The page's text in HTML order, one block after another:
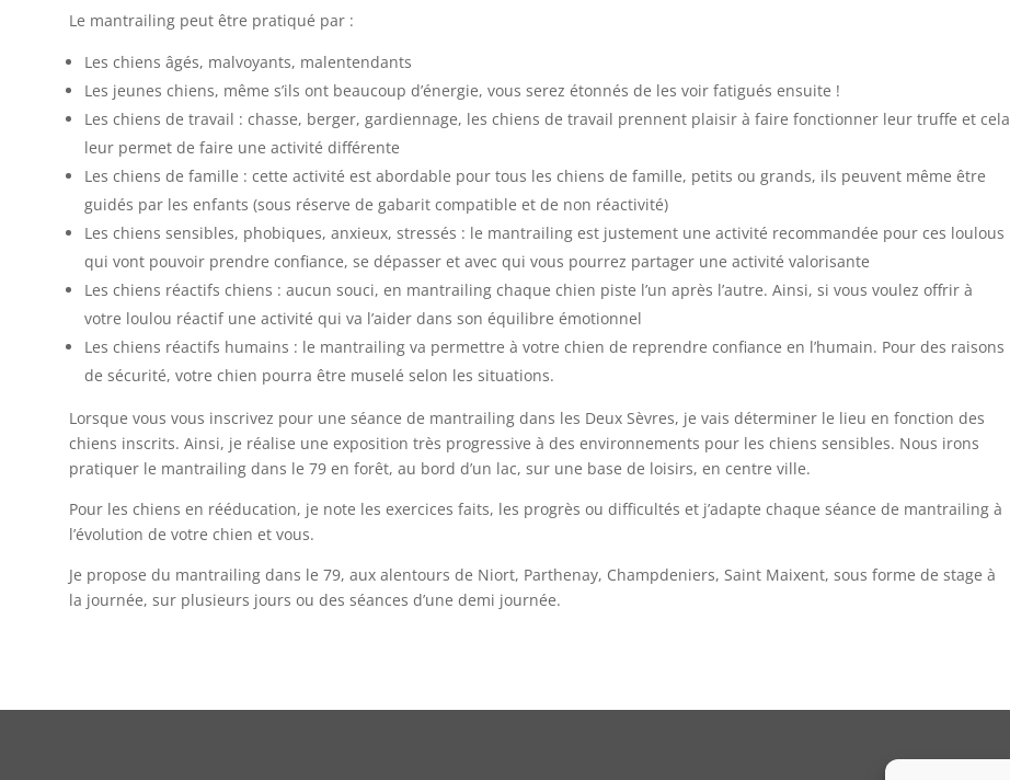
Le mantrailing peut être pratiqué par :
Les chiens âgés, malvoyants, malentendants
Les jeunes chiens, même s’ils ont beaucoup d’énergie, vous serez étonnés de les voir fatigués ensuite !
Les chiens de travail : chasse, berger, gardiennage, les chiens de travail prennent plaisir à faire fonctionner leur truffe et cela
leur permet de faire une activité différente
Les chiens de famille : cette activité est abordable pour tous les chiens de famille, petits ou grands, ils peuvent même être
guidés par les enfants (sous réserve de gabarit compatible et de non réactivité)
Les chiens sensibles, phobiques, anxieux, stressés : le mantrailing est justement une activité recommandée pour ces loulous
qui vont pouvoir prendre confiance, se dépasser et avec qui vous pourrez partager une activité valorisante
Les chiens réactifs chiens : aucun souci, en mantrailing chaque chien piste l’un après l’autre. Ainsi, si vous voulez offrir à
votre loulou réactif une activité qui va l’aider dans son équilibre émotionnel
Les chiens réactifs humains : le mantrailing va permettre à votre chien de reprendre confiance en l’humain. Pour des raisons
de sécurité, votre chien pourra être muselé selon les situations.
Lorsque vous vous inscrivez pour une séance de mantrailing dans les Deux Sèvres, je vais déterminer le lieu en fonction des
chiens inscrits. Ainsi, je réalise une exposition très progressive à des environnements pour les chiens sensibles. Nous irons
pratiquer le mantrailing dans le 79 en forêt, au bord d’un lac, sur une base de loisirs, en centre ville.
Pour les chiens en rééducation, je note les exercices faits, les progrès ou difficultés et j’adapte chaque séance de mantrailing à
l’évolution de votre chien et vous.
Je propose du mantrailing dans le 79, aux alentours de Niort, Parthenay, Champdeniers, Saint Maixent, sous forme de stage à
la journée, sur plusieurs jours ou des séances d’une demi journée.